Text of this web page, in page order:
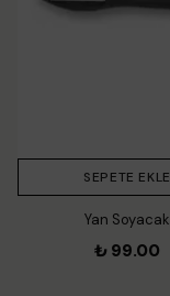
SEPETE EKLE
Yan Soyacak
₺ 99.00